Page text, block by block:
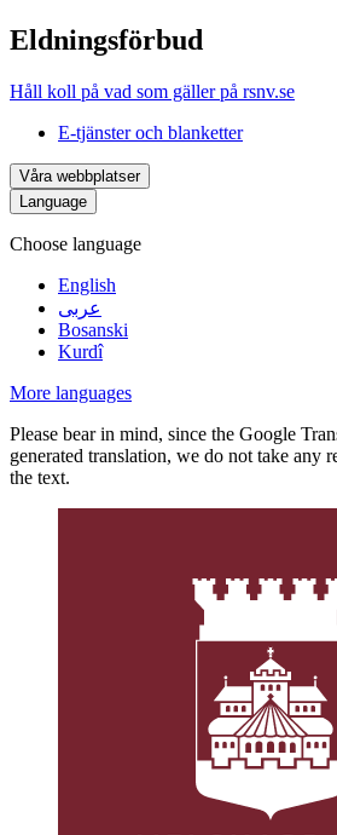
Eldningsförbud
Håll koll på vad som gäller på rsnv.se
E-tjänster och blanketter
Våra webbplatser
Language
Choose language
English
عربى
Bosanski
Kurdî
More languages
Please bear in mind, since the Google
generated translation, we do not take any
the text.